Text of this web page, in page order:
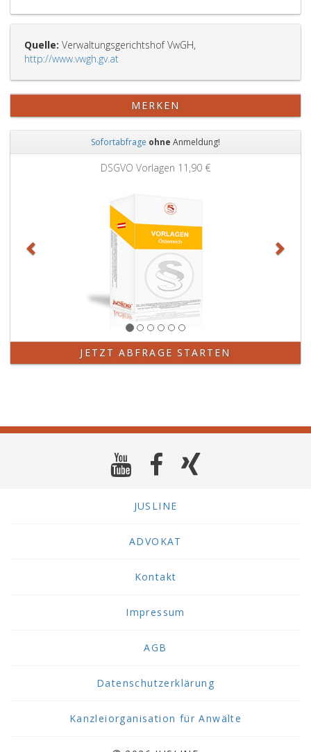
Quelle: Verwaltungsgerichtshof VwGH,
http://www.vwgh.gv.at
MERKEN
Sofortabfrage ohne Anmeldung!
DSGVO Vorlagen 11,90 €
JETZT ABFRAGE STARTEN
JUSLINE
ADVOKAT
Kontakt
Impressum
AGB
Datenschutzerklärung
Kanzleiorganisation für Anwälte